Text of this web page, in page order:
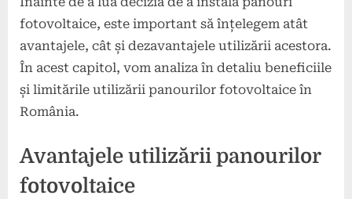
fotovoltaice, este important să înțelegem atât
avantajele, cât și dezavantajele utilizării acestora.
În acest capitol, vom analiza în detaliu beneficiile
și limitările utilizării panourilor fotovoltaice în
România.
Avantajele utilizării panourilor
fotovoltaice